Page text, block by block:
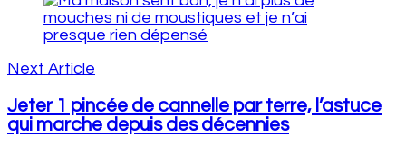
Next Article
Jeter 1 pincée de cannelle par terre, l’astuce
qui marche depuis des décennies